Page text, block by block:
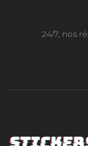
24/7, nos